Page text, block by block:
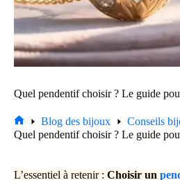
Quel pendentif choisir ? Le guide
Accueil
Blog des bijoux
Conseils
Quel pendentif choisir ? Le guide
L’essentiel à retenir : Choisir un